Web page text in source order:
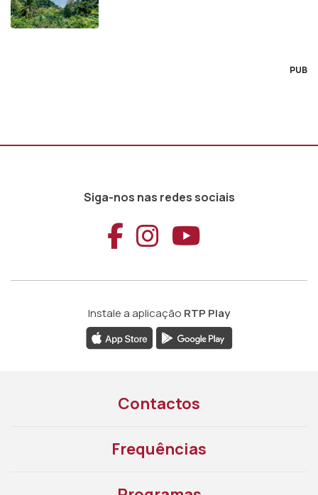
PUB
Siga-nos nas redes sociais
Aceder ao
Aceder ao
Aceder
Instale a aplicação RTP Play
Contactos
Frequências